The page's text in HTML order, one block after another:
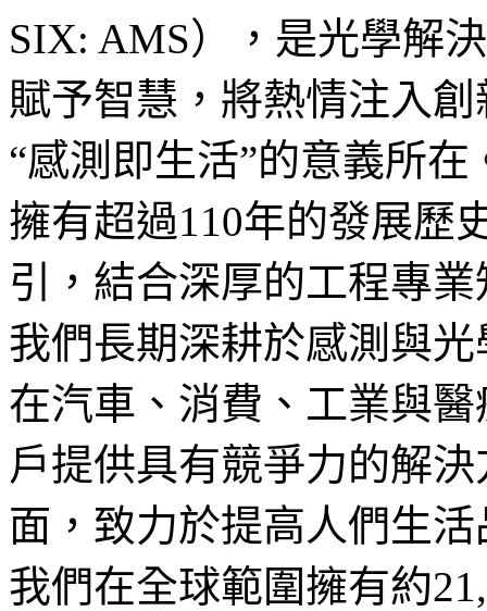
SIX: AMS），是光學解
賦予智慧，將熱情注入
“感測即生活”的意義所在
擁有超過110年的發展歷
引，結合深厚的工程專
我們長期深耕於感測與
在汽車、消費、工業與
戶提供具有競爭力的解
面，致力於提高人們生
我們在全球範圍擁有約